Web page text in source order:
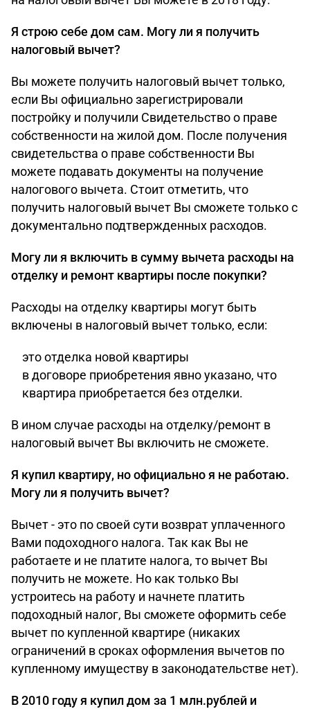
Я строю себе дом сам. Могу ли я получить
налоговый вычет?
Вы можете получить налоговый вычет только,
если Вы официально зарегистрировали
постройку и получили Свидетельство о праве
собственности на жилой дом. После получения
свидетельства о праве собственности Вы
можете подавать документы на получение
налогового вычета. Стоит отметить, что
получить налоговый вычет Вы сможете только с
документально подтвержденных расходов.
Могу ли я включить в сумму вычета расходы на
отделку и ремонт квартиры после покупки?
Расходы на отделку квартиры могут быть
включены в налоговый вычет только, если:
это отделка новой квартиры
в договоре приобретения явно указано, что
квартира приобретается без отделки.
В ином случае расходы на отделку/ремонт в
налоговый вычет Вы включить не сможете.
Я купил квартиру, но официально я не работаю.
Могу ли я получить вычет?
Вычет - это по своей сути возврат уплаченного
Вами подоходного налога. Так как Вы не
работаете и не платите налога, то вычет Вы
получить не можете. Но как только Вы
устроитесь на работу и начнете платить
подоходный налог, Вы сможете оформить себе
вычет по купленной квартире (никаких
ограничений в сроках оформления вычетов по
купленному имуществу в законодательстве нет).
В 2010 году я купил дом за 1 млн.рублей и